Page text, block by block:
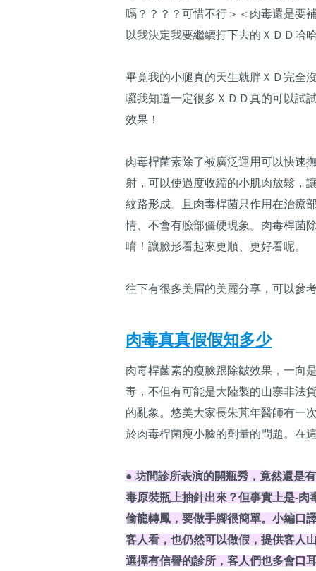
嗎？？？？可惜不行＞＜肉毒還是要
以我決定我要繼續打下去的ＸＤＤ哈
畢竟我的小腿真的天生就胖ＸＤ完全
囉我知道一定很多ＸＤＤ真的可以
效果！​
肉毒桿菌素除了被廣泛運用可以快速
射，可以使過度收縮的小肌肉放鬆，
紋路形成。且肉毒桿菌只作用在治療
情、不會有臉部僵硬現象。肉毒桿菌
唷！讓臉形看起來更順、更好看呢。​
往下有很多美眉的美麗分享，可以參
肉毒真真假假知多少
肉毒桿菌素的瘦臉跟除皺效果，一向
毒，不但有可能是大陸製的山寨非法
的亂象。悠美大家長朱芃年醫師有一
於肉毒桿菌瘦小臉的劑量的問題。在
● 坊間診所表演的開瓶秀，竟然還是
毒原裝瓶上抽針出來？但事實上是-
偷龍轉鳳，要做手腳很簡單。小編口
客人看，也仍然可以做假，提供客人
選擇有信譽的診所，客人們也多會口